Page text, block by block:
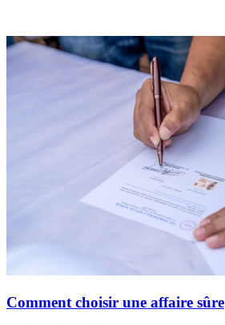
Comment choisir une affaire sûre